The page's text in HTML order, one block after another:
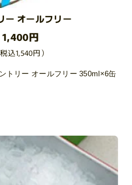
ー オールフリー
1,400円
税込1,540円）
トリー オールフリー 350ml×6缶